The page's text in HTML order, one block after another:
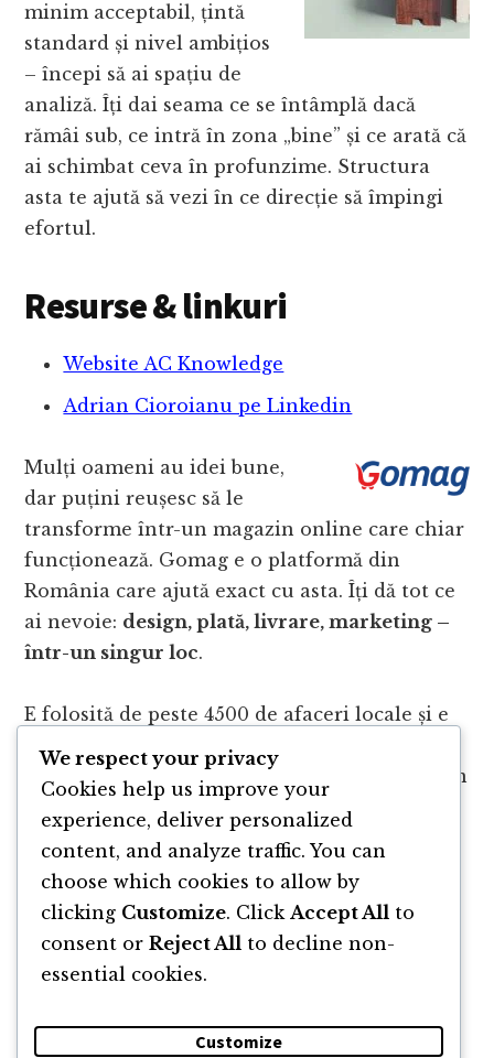
minim acceptabil, țintă
standard și nivel ambițios
– începi să ai spațiu de
analiză. Îți dai seama ce se întâmplă dacă
rămâi sub, ce intră în zona „bine” și ce arată că
ai schimbat ceva în profunzime. Structura
asta te ajută să vezi în ce direcție să împingi
efortul.
Resurse & linkuri
Website AC Knowledge
Adrian Cioroianu pe Linkedin
Mulți oameni au idei bune,
dar puțini reușesc să le
transforme într-un magazin online care chiar
funcționează. Gomag e o platformă din
România care ajută exact cu asta. Îți dă tot ce
ai nevoie: design, plată, livrare, marketing –
într-un singur loc.
E folosită de peste 4500 de afaceri locale și e
gândită astfel încât să pornești simplu, fără
bătăi de cap. Dacă vrei să transformi ideile din
podcast în ceva concret, intră pegomag.ro
vezi cum începi.
We respect your privacy
Cookies help us improve your
experience, deliver personalized
content, and analyze traffic. You can
choose which cookies to allow by
clicking Customize. Click Accept All to
consent or Reject All to decline non-
essential cookies.
Customize